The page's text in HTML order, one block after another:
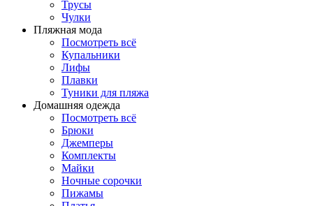
Трусы
Чулки
Пляжная мода
Посмотреть всё
Купальники
Лифы
Плавки
Туники для пляжа
Домашняя одежда
Посмотреть всё
Брюки
Джемперы
Комплекты
Майки
Ночные сорочки
Пижамы